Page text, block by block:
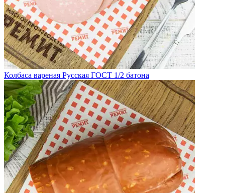
Колбаса вареная Русская ГОСТ 1/2 батона